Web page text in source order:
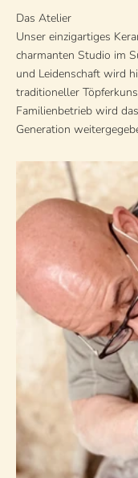
Das Atelier
Unser einzigartiges
charmanten Studio im
und Leidenschaft wird
traditioneller
Familienbetrieb wird
Generation